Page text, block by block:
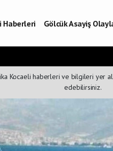
Haberleri Gölcük Asayiş
haberleri ve bilgileri yer
edebilirsiniz.